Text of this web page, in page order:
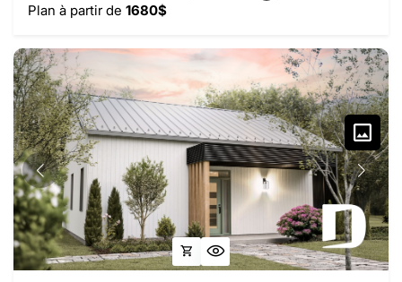
Plan à partir de 1680$